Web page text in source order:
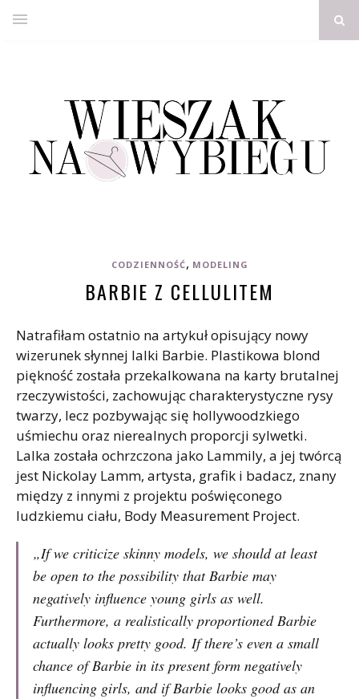
CODZIENNOŚĆ, MODELING
BARBIE Z CELLULITEM
Natrafiłam ostatnio na artykuł opisujący nowy
wizerunek słynnej lalki Barbie. Plastikowa blond
piękność została przekalkowana na karty brutalnej
rzeczywistości, zachowując charakterystyczne rysy
twarzy, lecz pozbywając się hollywoodzkiego
uśmiechu oraz nierealnych proporcji sylwetki.
Lalka została ochrzczona jako Lammily, a jej twórcą
jest Nickolay Lamm, artysta, grafik i badacz, znany
między z innymi z projektu poświęconego
ludzkiemu ciału, Body Measurement Project.
„If we criticize skinny models, we should at least
be open to the possibility that Barbie may
negatively influence young girls as well.
Furthermore, a realistically proportioned Barbie
actually looks pretty good. If there’s even a small
chance of Barbie in its present form negatively
influencing girls, and if Barbie looks good as an